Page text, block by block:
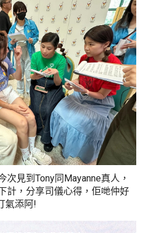
見到Tony同Mayanne真人，
計，分享司儀心得，佢哋仲好
氣添阿!